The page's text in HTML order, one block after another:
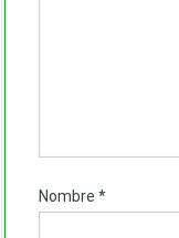
Nombre *